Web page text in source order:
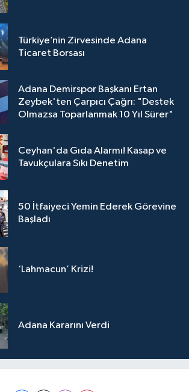
Türkiye’nin Zirvesinde Adana
Ticaret Borsası
Adana Demirspor Başkanı Ertan
Zeybek'ten Çarpıcı Çağrı: "Destek
Olmazsa Toparlanmak 10 Yıl Sürer"
Ceyhan'da Gıda Alarmı! Kasap ve
Tavukçulara Sıkı Denetim
50 İtfaiyeci Yemin Ederek Görevine
Başladı
‘Lahmacun’ Krizi!
Adana Kararını Verdi